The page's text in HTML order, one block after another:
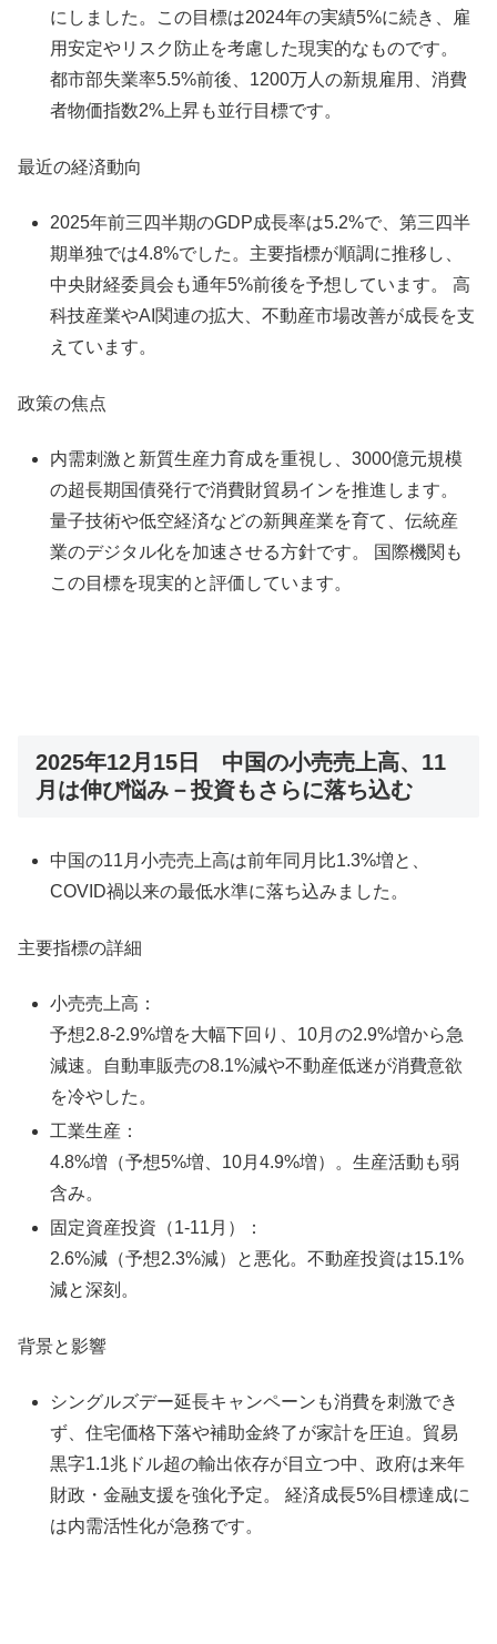
にしました。この目標は2024年の実績5%に続き、雇
用安定やリスク防止を考慮した現実的なものです。
都市部失業率5.5%前後、1200万人の新規雇用、消費
者物価指数2%上昇も並行目標です。​
最近の経済動向
2025年前三四半期のGDP成長率は5.2%で、第三四半
期単独では4.8%でした。主要指標が順調に推移し、
中央財経委員会も通年5%前後を予想しています。 高
科技産業やAI関連の拡大、不動産市場改善が成長を支
えています。​
政策の焦点
内需刺激と新質生産力育成を重視し、3000億元規模
の超長期国債発行で消費財貿易インを推進します。
量子技術や低空経済などの新興産業を育て、伝統産
業のデジタル化を加速させる方針です。 国際機関も
この目標を現実的と評価しています。​
2025年12月15日 中国の小売売上高、11
月は伸び悩み－投資もさらに落ち込む
中国の11月小売売上高は前年同月比1.3%増と、
COVID禍以来の最低水準に落ち込みました。​
主要指標の詳細
小売売上高：
予想2.8-2.9%増を大幅下回り、10月の2.9%増から急
減速。自動車販売の8.1%減や不動産低迷が消費意欲
を冷やした。​
工業生産：
4.8%増（予想5%増、10月4.9%増）。生産活動も弱
含み。​
固定資産投資（1-11月）：
2.6%減（予想2.3%減）と悪化。不動産投資は15.1%
減と深刻。​
背景と影響
シングルズデー延長キャンペーンも消費を刺激でき
ず、住宅価格下落や補助金終了が家計を圧迫。貿易
黒字1.1兆ドル超の輸出依存が目立つ中、政府は来年
財政・金融支援を強化予定。 経済成長5%目標達成に
は内需活性化が急務です。